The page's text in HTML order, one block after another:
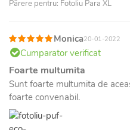
Părere pentru: Fotoliu Para XL
Monica20-01-2022
Cumparator verificat
Foarte multumita
Sunt foarte multumita de
foarte convenabil.